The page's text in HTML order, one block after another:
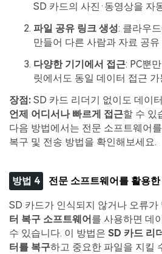
SD 카드의 사진·동영상을 자
파일 공유 링크 생성: 클라우
만들어 다른 사람과 자료 공유
다양한 기기에서 접근: PC뿐
릿에서도 동일 데이터 접근 가
장점: SD 카드 리더기 없이도 데이
언제 어디서나 빠르게 접근할 수 있
다음 방법에서는 전문 소프트웨어
복구 및 전송 방법을 확인해보세요.
방법 4 전문 소프트웨어를 활용
SD 카드가 인식되지 않거나 오류가
터 복구 소프트웨어를 사용하면 데
수 있습니다. 이 방법은 SD 카드 리
터를 복구하고 중요한 파일을 지킬